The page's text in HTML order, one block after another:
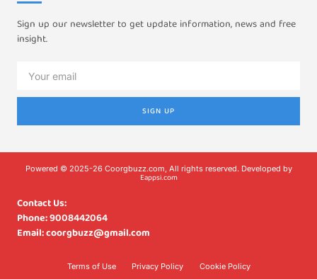
Sign up our newsletter to get update information, news and free
insight.
SIGN UP
Powered © 2025-26 Coorgbuzz.com, All rights reserved. Developed by
Eappsi.com
Contact Us:
Phone: 9008442064
Email: coorgbuzz@gmail.com
Terms of Use Privacy Policy Cookie Policy